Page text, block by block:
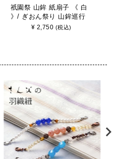
祇園祭 山鉾 紙扇子 《 白
》/ ぎおん祭り 山鉾巡行
京都 さんび
¥ 2,750 (税込)